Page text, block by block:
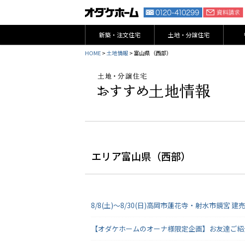
新築・注文住宅 土地・分譲住宅
HOME>土地情報 > 富山県（西部）
エリア富山県（西部）
8/8(土)～8/30(日)高岡市蓮花寺・射水市鏡宮 建
【オダケホームのオーナ様限定企画】お友達